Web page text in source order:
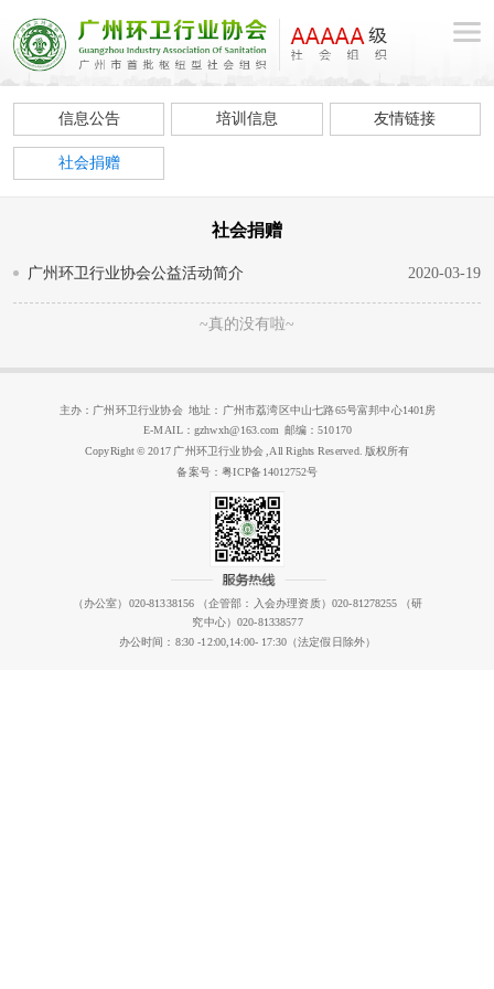
信息公告 培训信息 友情链接
社会捐赠
社会捐赠
广州环卫行业协会公益活动简介 2020-03-19
~真的没有啦~
主办：广州环卫行业协会 地址：广州市荔湾区中山七路65号富邦中心1401房
E-MAIL：gzhwxh@163.com 邮编：510170
CopyRight © 2017 广州环卫行业协会 ,All Rights Reserved. 版权所有
备案号：粤ICP备14012752号
（办公室）020-81338156 （企管部：入会办理资质）020-81278255 （研
究中心）020-81338577
办公时间：8:30 -12:00,14:00- 17:30（法定假日除外）